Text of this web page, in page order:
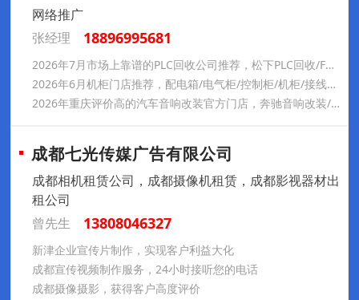
网络推广
张经理
18896995681
2026年7月市场上靠谱的PLC回收公司推荐，松下PLC回收/FANUC伺服系统回收，PLC回收公司哪家
2026年6月机柜门店推荐，配电箱/电气柜/控制柜/机柜/接线盒/操作台/机箱/设备外壳/配电柜，机柜厂家推荐口碑分析
2026年重庆评价高的汽车音响改装官方门店，奔驰音响改装/奔驰原厂音响升级/汽车音响改装，汽车音响改装旗舰店哪个好
成都七光传媒广告有限公司
成都相机租赁公司，成都摄像机租赁，成都影视器材出
租公司
曾先生
13808046327
新津企业宣传片制作，实现客户利益大化
成都宣传视频制作服务，24小时接听您的电话
成都摄像摄影，获得客户高度评价